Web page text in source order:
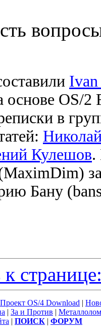
основе OS/
в
Кулешов.
Бану
Проект OS/4 Download |
| За и Против | Металлолом
| ПОИСК | ФОРУМ